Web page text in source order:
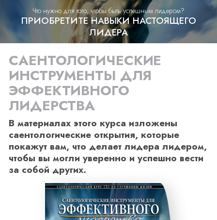
Что нужно для того, чтобы быть успешным лидером?
ПРИОБРЕТИТЕ НАВЫКИ НАСТОЯЩЕГО
ЛИДЕРА
САЕНТОЛОГИЧЕСКИЕ
ИНСТРУМЕНТЫ ДЛЯ
ЭФФЕКТИВНОГО
ЛИДЕРСТВА
В материалах этого курса изложены
саентологические открытия, которые
покажут вам, что делает лидера лидером,
чтобы вы могли уверенно и успешно вести
за собой других.